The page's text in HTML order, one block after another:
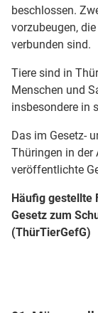
beschlossen.
vorzubeugen,
verbunden sind.
Tiere sind in
Menschen und
insbesondere in
Das im Gesetz-
Thüringen in der
veröffentlichte
Häufig gestellte
Gesetz zum
(ThürTierGefG)